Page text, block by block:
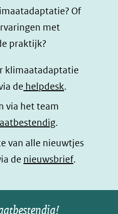
d
s
Of
met
praktijk?
klimaatadaptatie
de helpdesk.
via het team
.
van alle nieuwtjes
de nieuwsbrief.